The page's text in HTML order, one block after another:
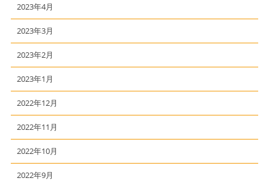
2023年4月
2023年3月
2023年2月
2023年1月
2022年12月
2022年11月
2022年10月
2022年9月